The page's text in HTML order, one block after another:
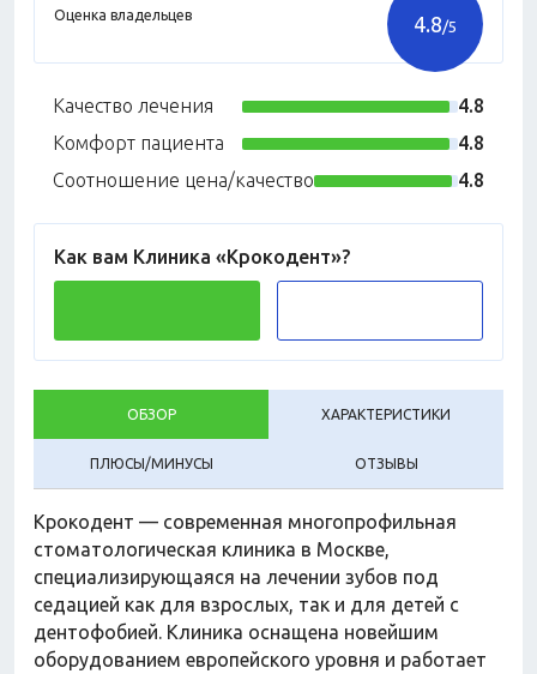
Оценка владельцев 4.8/5
Качество лечения
4.8
Комфорт пациента
4.8
Соотношение цена/качество
4.8
Как вам Клиника «Крокодент»?
ОБЗОР ХАРАКТЕРИСТИКИ
ПЛЮСЫ/МИНУСЫ ОТЗЫВЫ
Крокодент — современная многопрофильная
стоматологическая клиника в Москве,
специализирующаяся на лечении зубов под
седацией как для взрослых, так и для детей с
дентофобией. Клиника оснащена новейшим
оборудованием европейского уровня и работает